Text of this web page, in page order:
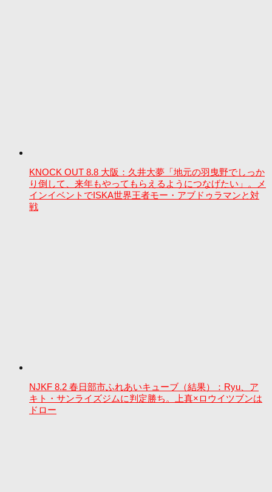
KNOCK OUT 8.8 大阪：久井大夢「地元の羽曳野でしっか
り倒して、来年もやってもらえるようにつなげたい」。メ
インイベントでISKA世界王者モー・アブドゥラマンと対
戦
NJKF 8.2 春日部市ふれあいキューブ（結果）：Ryu、ア
キト・サンライズジムに判定勝ち。上真×ロウイツブンは
ドロー